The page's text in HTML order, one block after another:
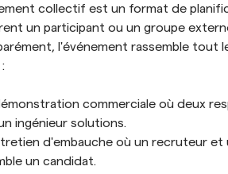
collectif est un format de
un participant ou un groupe
l'événement rassemble tout
commerciale où deux
ingénieur solutions.
d'embauche où un recruteur
un candidat.